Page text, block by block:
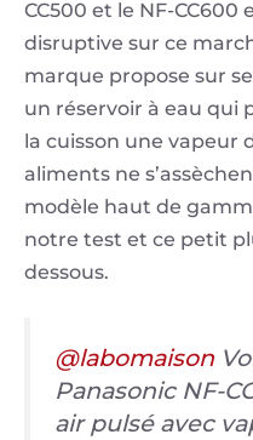
CC500 et le NF-
disruptive sur ce
marque propose sur
un réservoir à eau qui
la cuisson une vapeur
aliments ne
modèle haut de
notre test et ce petit
dessous.
@labomaison
Panasonic NF-
air pulsé avec